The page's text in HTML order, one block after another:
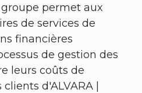
permet aux
de services de
financières
de gestion des
leurs coûts de
d'ALVARA |